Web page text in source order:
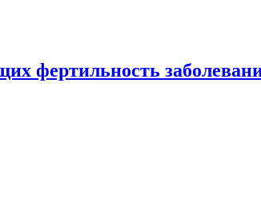
фертильность